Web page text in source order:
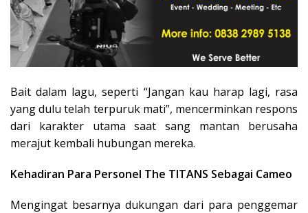
Bait dalam lagu, seperti “Jangan kau harap lagi, rasa
yang dulu telah terpuruk mati”, mencerminkan respons
dari karakter utama saat sang mantan berusaha
merajut kembali hubungan mereka.
Kehadiran Para Personel The TITANS Sebagai Cameo
Mengingat besarnya dukungan dari para penggemar